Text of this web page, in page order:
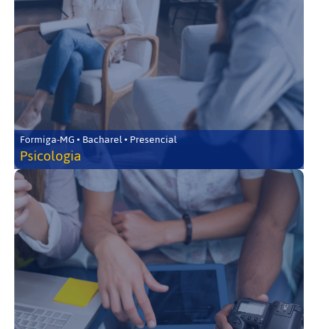
Formiga-MG • Bacharel • Presencial
Psicologia